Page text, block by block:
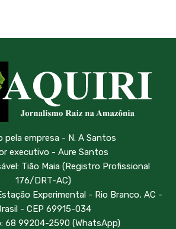
pela empresa - N. A Santos
executivo - Aure Santos
Tião Maia (Registro Profissional
176/DRT-AC)
Experimental - Rio Branco, AC -
- CEP 69915-034
68 99204-2590 (WhatsApp)